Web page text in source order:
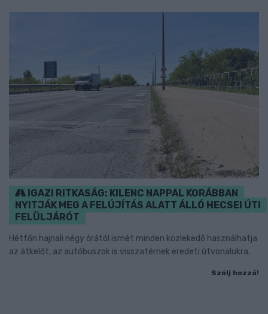
IGAZI RITKASÁG: KILENC NAPPAL KORÁBBAN
NYITJÁK MEG A FELÚJÍTÁS ALATT ÁLLÓ HECSEI ÚTI
FELÜLJÁRÓT
Hétfőn hajnali négy órától ismét minden közlekedő használhatja
az átkelőt, az autóbuszok is visszatérnek eredeti útvonalukra.
Szólj hozzá!